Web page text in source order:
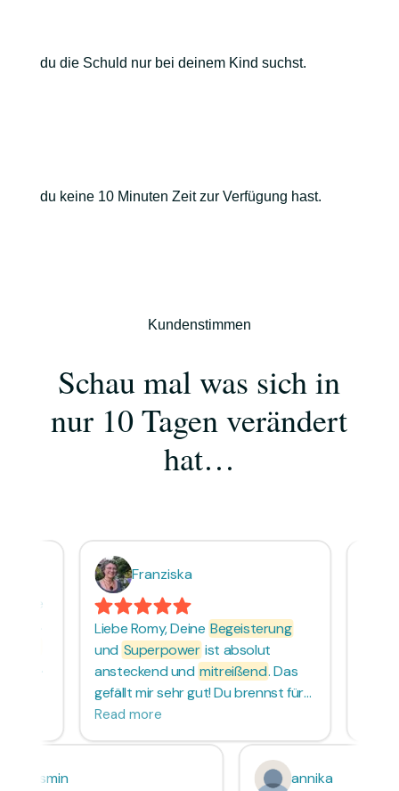
du die Schuld nur bei deinem Kind suchst.
du keine 10 Minuten Zeit zur Verfügung hast.
Kundenstimmen
Schau mal was sich in
nur 10 Tagen verändert
hat…